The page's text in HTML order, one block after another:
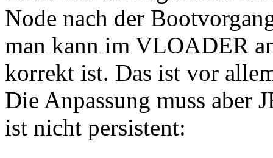
Node nach der
man kann im VLOADER
korrekt ist. Das ist vor
Die Anpassung muss aber
ist nicht persistent: